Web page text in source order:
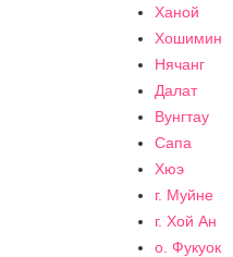
Ханой
Хошимин
Нячанг
Далат
Вунгтау
Сапа
Хюэ
г. Муйне
г. Хой Ан
о. Фукуок